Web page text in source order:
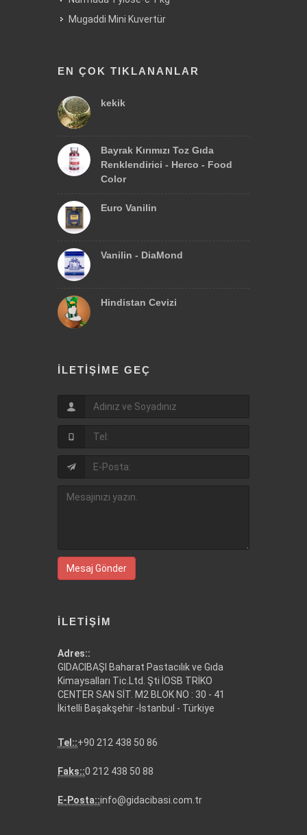
Mugaddi Mini Kuvertür
EN ÇOK TIKLANANLAR
kekik
Bayrak Kırımızı Toz Gıda
Renklendirici - Herco - Food
Color
Euro Vanilin
Vanilin - DiaMond
Hindistan Cevizi
İLETIŞIME GEÇ
Mesaj Gönder
İLETIŞIM
Adres::
GIDACIBAŞI Baharat Pastacılık ve Gıda
Kimaysalları Tic.Ltd. Şti İOSB TRİKO
CENTER SAN SİT. M2 BLOK NO : 30 - 41
İkitelli Başakşehir -İstanbul - Türkiye
Tel::+90 212 438 50 86
Faks::0 212 438 50 88
E-Posta::info@gidacibasi.com.tr